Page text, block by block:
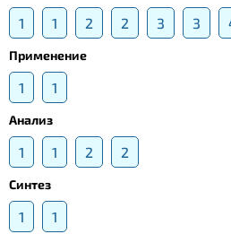
1 1 2 2 3 3
Применение
1 1
Анализ
1 1 2 2
Синтез
1 1